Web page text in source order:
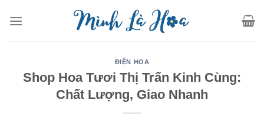
ĐIỆN HOA
Shop Hoa Tươi Thị Trấn Kinh Cùng:
Chất Lượng, Giao Nhanh